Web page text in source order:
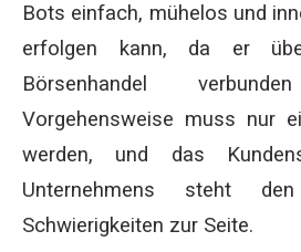
Bots einfach, mühelos und
erfolgen kann, da er
Börsenhandel
Vorgehensweise muss nur
werden, und das
Unternehmens steht
Schwierigkeiten zur Seite.